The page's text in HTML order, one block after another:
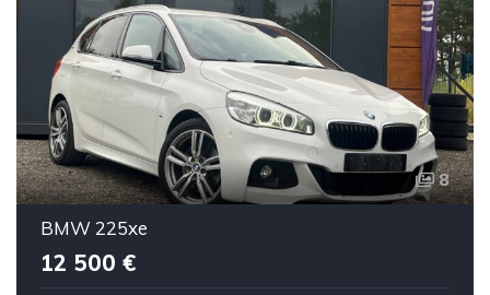
8
BMW 225xe
12 500 €